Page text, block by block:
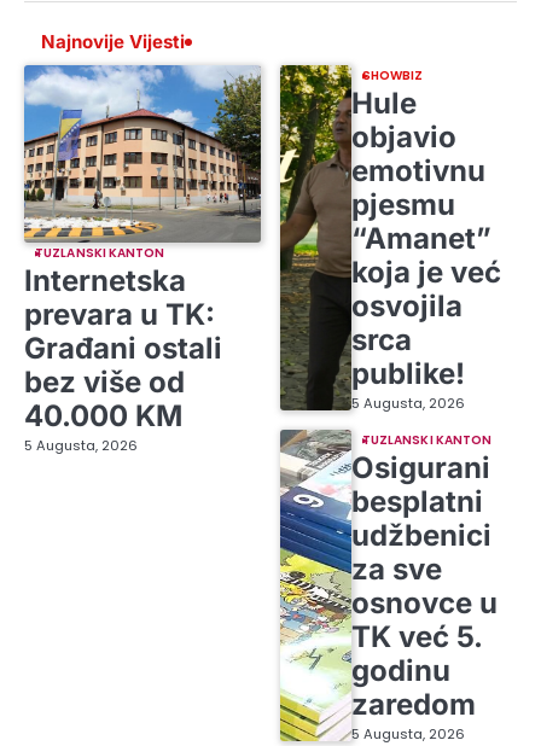
Najnovije Vijesti
TUZLANSKI KANTON
Internetska
prevara u TK:
Građani ostali
bez više od
40.000 KM
5 Augusta, 2026
SHOWBIZ
Hule
objavio
emotivnu
pjesmu
“Amanet”
koja je već
osvojila
srca
publike!
5 Augusta, 2026
TUZLANSKI KANTON
Osigurani
besplatni
udžbenici
za sve
osnovce u
TK već 5.
godinu
zaredom
5 Augusta, 2026